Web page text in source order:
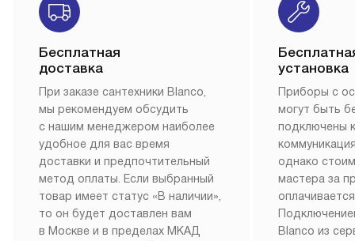
Бесплатная
доставка
При заказе сантехники Blanco,
мы рекомендуем обсудить
с нашим менеджером наиболее
удобное для вас время
доставки и предпочтительный
метод оплаты. Если выбранный
товар имеет статус «В наличии»,
то он будет доставлен вам
в Москве и в пределах МКАД
установка
Приборы с
могут быть
подключены
однако
мастера за
Blanco из